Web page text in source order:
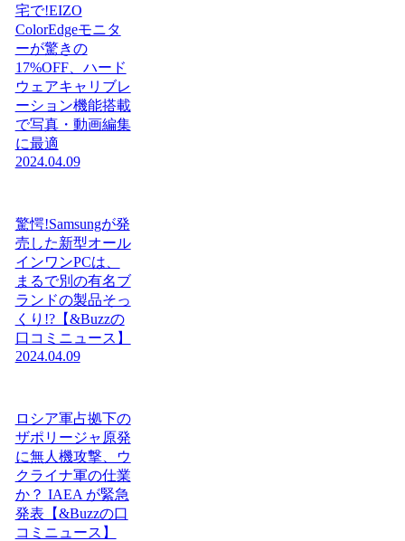
宅で!EIZO
ColorEdgeモニタ
ーが驚きの
17%OFF、ハード
ウェアキャリブレ
ーション機能搭載
で写真・動画編集
に最適
2024.04.09
驚愕!Samsungが発
売した新型オール
インワンPCは、
まるで別の有名ブ
ランドの製品そっ
くり!?【&Buzzの
口コミニュース】
2024.04.09
ロシア軍占拠下の
ザポリージャ原発
に無人機攻撃、ウ
クライナ軍の仕業
か？ IAEA が緊急
発表【&Buzzの口
コミニュース】